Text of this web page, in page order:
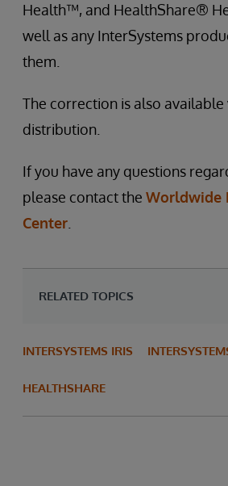
Health™, and HealthShare®
well as any InterSystems
them.
The correction is also available
distribution.
If you have any questions
please contact the Worldwide
Center
RELATED TOPICS
INTERSYSTEMS IRIS
HEALTHSHARE